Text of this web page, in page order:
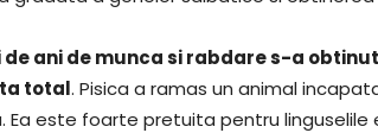
de ani de munca si rabdare s-a
total. Pisica a ramas un animal
Ea este foarte pretuita pentru